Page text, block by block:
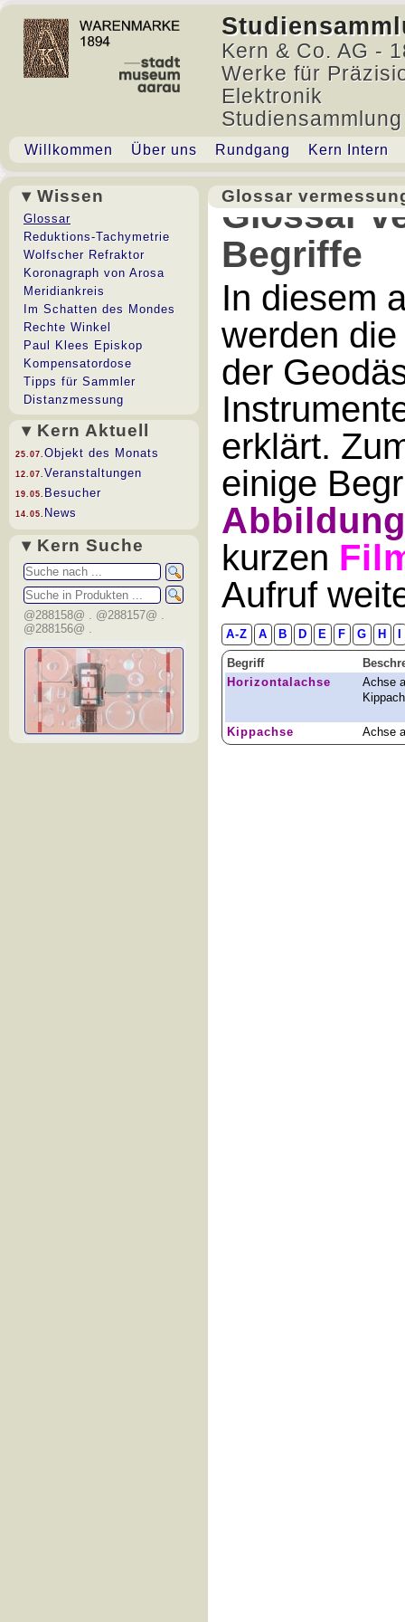
Kern & Co. AG -
Werke für
Elektronik
Willkommen Über uns Rundgang Kern Intern
▾ Wissen
Glossar
Reduktions-Tachymetrie
Wolfscher Refraktor
Koronagraph von Arosa
Meridiankreis
Im Schatten des Mondes
Rechte Winkel
Paul Klees Episkop
Kompensatordose
Tipps für Sammler
Distanzmessung
▾ Kern Aktuell
25.07. Objekt des Monats
12.07. Veranstaltungen
19.05. Besucher
14.05. News
▾ Kern Suche
@288158@ . @288157@ .
@288156@ .
Glossar
Glossar
Begriffe
In diesem
werden
der
erklärt.
einige
kurzen
Aufruf
A-Z A B D E F G H
Begriff
Horizontalachse
Achse
Kippachse Achse